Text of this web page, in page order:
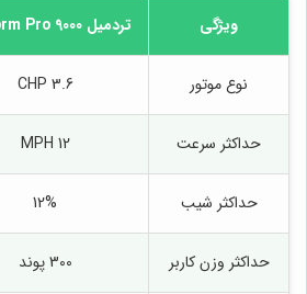
ویژگی تردمیل ProForm Pro 9000
نوع موتور 3.6 CHP
حداکثر سرعت 12 MPH
حداکثر شیب 12%
حداکثر وزن کاربر 300 پوند